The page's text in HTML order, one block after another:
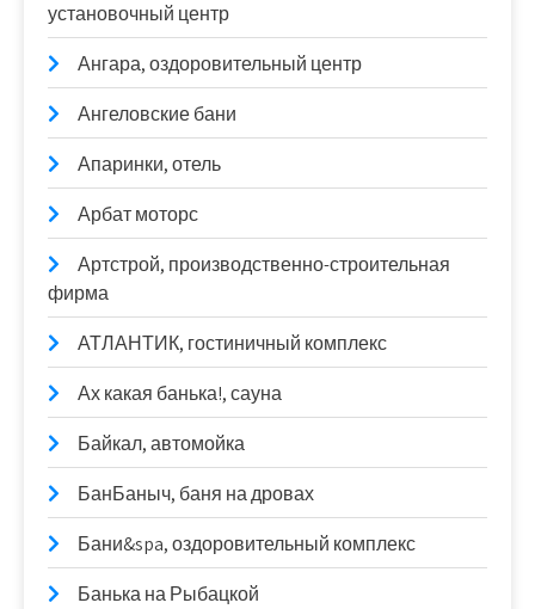
установочный центр
Ангара, оздоровительный центр
Ангеловские бани
Апаринки, отель
Арбат моторс
Артстрой, производственно-строительная
фирма
АТЛАНТИК, гостиничный комплекс
Ах какая банька!, сауна
Байкал, автомойка
БанБаныч, баня на дровах
Бани&spa, оздоровительный комплекс
Банька на Рыбацкой